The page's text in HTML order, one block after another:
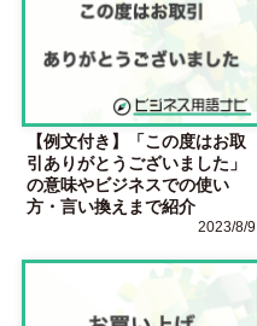
【例文付き】「この度はお取
引ありがとうございました」
の意味やビジネスでの使い
方・言い換えまで紹介
2023/8/9